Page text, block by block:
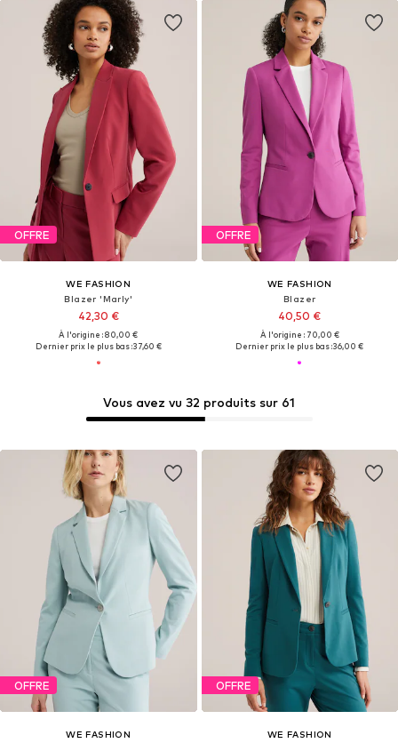
OFFRE
WE FASHION
Blazer 'Marly'
42,30 €
À l'origine : 80,00 €
Dernier prix le plus bas :37,60 €
OFFRE
WE FASHION
Blazer
40,50 €
À l'origine : 70,00 €
Dernier prix le plus bas :36,00 €
Vous avez vu 32 produits sur 61
OFFRE
WE FASHION
OFFRE
WE FASHION